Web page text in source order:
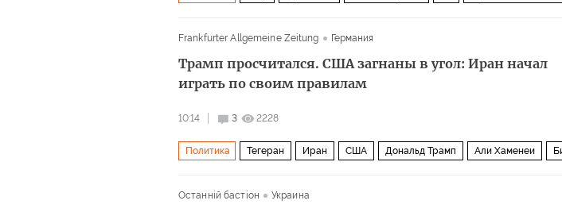
Frankfurter Allgemeine Zeitung
Германия
Трамп просчитался. США загнаны в угол: Иран начал
играть по своим правилам
10:14 3 2228
Политика Тегеран Иран США Дональд Трамп Али Хаменеи
Останнiй бастiон Украина